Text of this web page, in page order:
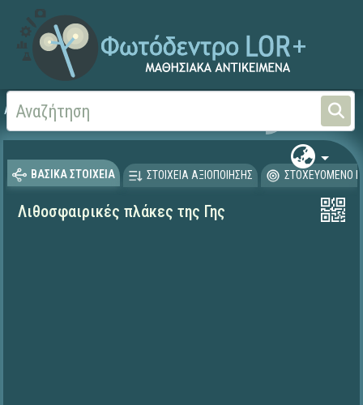
Αρχική Γεωγραφία-Γεωλογία
ΒΑΣΙΚΑ ΣΤΟΙΧΕΙΑ ΣΤΟΙΧΕΙΑ ΑΞΙΟΠΟΙΗΣΗΣ ΣΤΟΧΕΥΟΜΕΝΟ
Λιθοσφαιρικές πλάκες της Γης